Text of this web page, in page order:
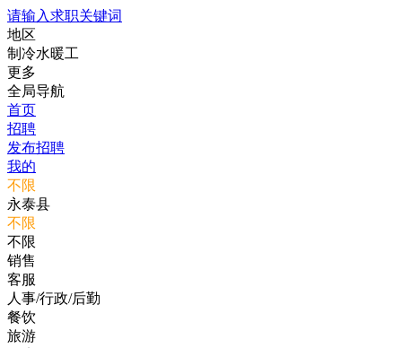
请输入求职关键词
地区
制冷水暖工
更多
全局导航
首页
招聘
发布招聘
我的
不限
永泰县
不限
不限
销售
客服
人事/行政/后勤
餐饮
旅游